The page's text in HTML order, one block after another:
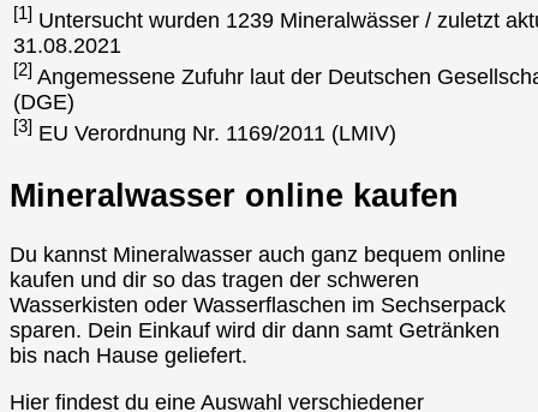
[1] Untersucht wurden 1239 Mineralwässer / zuletzt
31.08.2021
[2] Angemessene Zufuhr laut der Deutschen
(DGE)
[3] EU Verordnung Nr. 1169/2011 (LMIV)
Mineralwasser online kaufen
Du kannst Mineralwasser auch ganz bequem online
kaufen und dir so das tragen der schweren
Wasserkisten oder Wasserflaschen im Sechserpack
sparen. Dein Einkauf wird dir dann samt Getränken
bis nach Hause geliefert.
Hier findest du eine Auswahl verschiedener